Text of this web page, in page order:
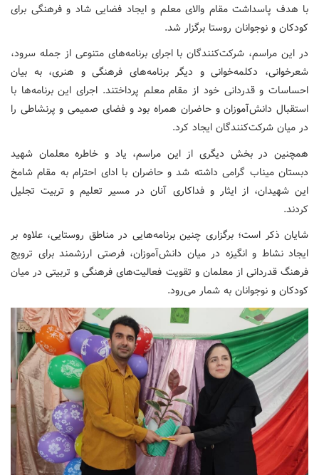
با هدف پاسداشت مقام والای معلم و ایجاد فضایی شاد و فرهنگی برای
کودکان و نوجوانان روستا برگزار شد.
در این مراسم، شرکت‌کنندگان با اجرای برنامه‌های متنوعی از جمله سرود،
شعرخوانی، دکلمه‌خوانی و دیگر برنامه‌های فرهنگی و هنری، به بیان
احساسات و قدردانی خود از مقام معلم پرداختند. اجرای این برنامه‌ها با
استقبال دانش‌آموزان و حاضران همراه بود و فضای صمیمی و پرنشاطی را
در میان شرکت‌کنندگان ایجاد کرد.
همچنین در بخش دیگری از این مراسم، یاد و خاطره معلمان شهید
دبستان میناب گرامی داشته شد و حاضران با ادای احترام به مقام شامخ
این شهیدان، از ایثار و فداکاری آنان در مسیر تعلیم و تربیت تجلیل
کردند.
شایان ذکر است؛ برگزاری چنین برنامه‌هایی در مناطق روستایی، علاوه بر
ایجاد نشاط و انگیزه در میان دانش‌آموزان، فرصتی ارزشمند برای ترویج
فرهنگ قدردانی از معلمان و تقویت فعالیت‌های فرهنگی و تربیتی در میان
کودکان و نوجوانان به شمار می‌رود.